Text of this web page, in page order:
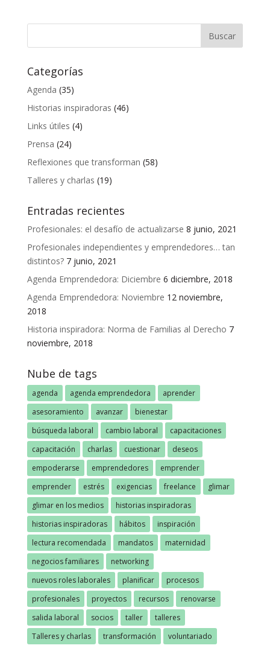
Categorías
Agenda (35)
Historias inspiradoras (46)
Links útiles (4)
Prensa (24)
Reflexiones que transforman (58)
Talleres y charlas (19)
Entradas recientes
Profesionales: el desafío de actualizarse 8 junio, 2021
Profesionales independientes y emprendedores… tan
distintos? 7 junio, 2021
Agenda Emprendedora: Diciembre 6 diciembre, 2018
Agenda Emprendedora: Noviembre 12 noviembre,
2018
Historia inspiradora: Norma de Familias al Derecho 7
noviembre, 2018
Nube de tags
agenda agenda emprendedora
aprender
asesoramiento
avanzar
bienestar
búsqueda laboral
cambio laboral
capacitaciones
capacitación
charlas cuestionar
deseos
empoderarse
emprendedores
emprender
emprender
estrés exigencias freelance
glimar
glimar en los medios
historias inspiradoras
historias inspiradoras
hábitos
inspiración
lectura recomendada
mandatos
maternidad
negocios familiares
networking
nuevos roles laborales
planificar
procesos
profesionales
proyectos recursos
renovarse
salida laboral
socios taller
talleres
Talleres y charlas
transformación voluntariado